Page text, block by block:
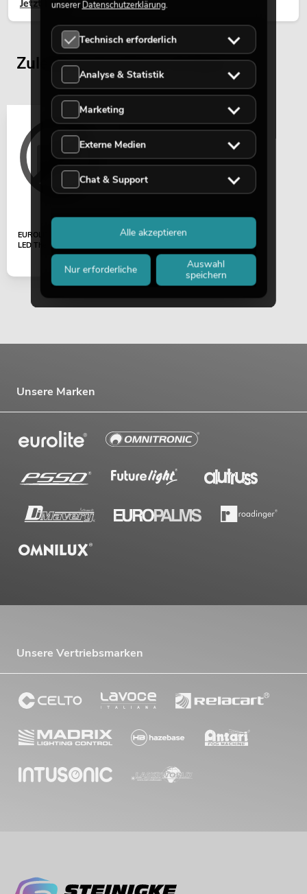
Jetzt lesen
Zuletzt angesehene Artikel
EUROLITE Flügelbegrenzer
LED Theatre COB 100
Unsere Marken
Unsere Vertriebsmarken
unsererDatenschutzerklärung.
Technisch erforderlich
Analyse & Statistik
Marketing
Externe Medien
Chat & Support
Nur erforderliche
Auswahl
speichern
Alle akzeptieren